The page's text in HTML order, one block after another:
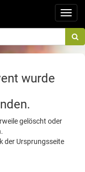
wurde
gelöscht oder
der Ursprungsseite